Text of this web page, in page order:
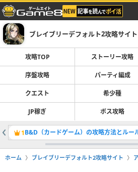
ブレイブリーデフォルト2攻略サイト
攻略TOP ストーリー攻略
序盤攻略 パーティ編成
クエスト 希少種
JP稼ぎ ボス攻略
1B&D（カードゲーム）の攻略方法とルー
ホーム ブレイブリーデフォルト2攻略サイト